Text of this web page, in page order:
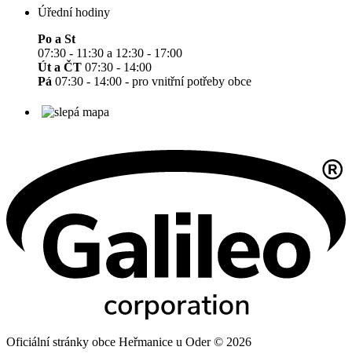
Úřední hodiny
Po a St
07:30 - 11:30 a 12:30 - 17:00
Út a ČT 07:30 - 14:00
Pá 07:30 - 14:00 - pro vnitřní potřeby obce
Oficiální stránky obce Heřmanice u Oder © 2026